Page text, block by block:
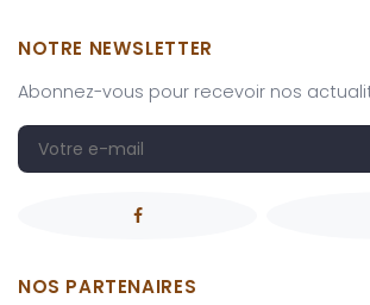
NOTRE NEWSLETTER
Abonnez-vous pour recevoir nos
NOS PARTENAIRES